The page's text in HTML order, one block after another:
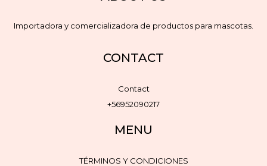
Importadora y comercializadora de productos para mascotas.
CONTACT
Contact
+56952090217
MENU
TÉRMINOS Y CONDICIONES